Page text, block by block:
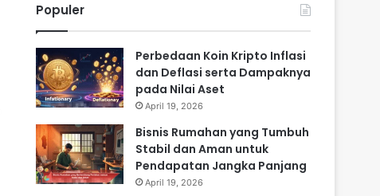
Populer
Perbedaan Koin Kripto Inflasi
dan Deflasi serta Dampaknya
pada Nilai Aset
April 19, 2026
Bisnis Rumahan yang Tumbuh
Stabil dan Aman untuk
Pendapatan Jangka Panjang
April 19, 2026